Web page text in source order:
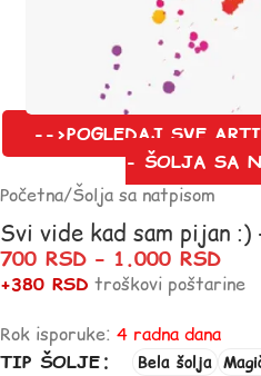
-->POGLEDAJ SVE
- ŠOLJA SA
Početna/Šolja sa natpisom
Svi vide kad sam pijan :)
700 RSD – 1.000 RSD
+380 RSD troškovi poštarine
Rok isporuke: 4 radna dana
TIP ŠOLJE
Bela šolja